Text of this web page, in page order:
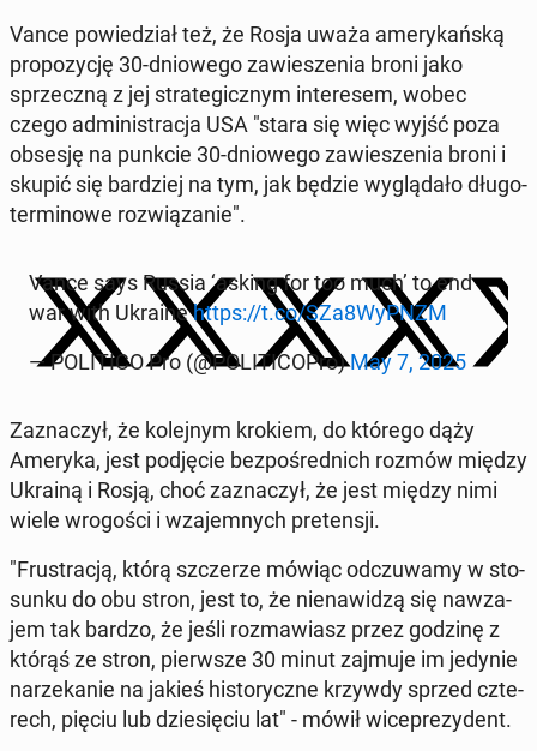
Vance po­wie­dział też, że Rosja uważa ame­ry­kań­ską
pro­po­zy­cję 30-dnio­we­go za­wie­sze­nia broni jako
sprzecz­ną z jej stra­te­gicz­nym in­te­re­sem, wobec
czego ad­mi­ni­stra­cja USA "stara się więc wyjść poza
obsesję na punkcie 30-dnio­we­go za­wie­sze­nia broni i
skupić się bar­dziej na tym, jak będzie wy­glą­da­ło dłu­go­
ter­mi­no­we roz­wią­za­nie".
Vance says Russia ‘asking for too much’ to end
war with Ukrainehttps://t.co/SZa8WyPNZM
— PO­LI­TI­CO Pro (@PO­LI­TI­CO­Pro)May 7, 2025
Za­zna­czył, że ko­lej­nym krokiem, do którego dąży
Ameryka, jest pod­ję­cie bez­po­śred­nich rozmów między
Ukrainą i Rosją, choć za­zna­czył, że jest między nimi
wiele wro­go­ści i wza­jem­nych pre­ten­sji.
"Fru­stra­cją, którą szcze­rze mówiąc od­czu­wa­my w sto­
sun­ku do obu stron, jest to, że nie­na­wi­dzą się na­wza­
jem tak bardzo, że jeśli roz­ma­wiasz przez godzinę z
którąś ze stron, pierw­sze 30 minut zajmuje im jedynie
na­rze­ka­nie na jakieś hi­sto­rycz­ne krzywdy sprzed czte­
rech, pięciu lub dzie­się­ciu lat" - mówił wi­ce­pre­zy­dent.